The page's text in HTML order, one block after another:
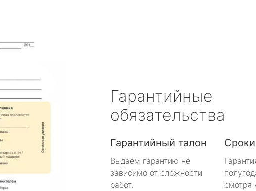
Гарантийные
обязательства
Гарантийный талон
Выдаем гарантию не
зависимо от сложности
работ.
Сроки
смотря